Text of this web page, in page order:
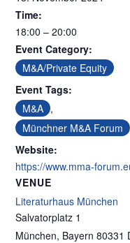
Time:
18:00 – 20:00
Event Category:
M&A/Private Equity
Event Tags:
M&A ,
Münchner M&A Forum
Website:
https://www.mma-
VENUE
Literaturhaus München
Salvatorplatz 1
München, Bayern 80331